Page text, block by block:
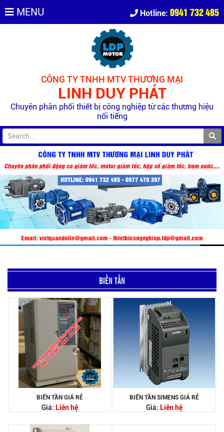
MENU Hotline: 0941 732 485
CÔNG TY TNHH MTV THƯƠNG MẠI
LINH DUY PHÁT
Chuyên phân phối thiết bị công nghiệp từ các thương hiệu
nổi tiếng
BIẾN TẦN
BIẾN TẦN GIÁ RẺ
Giá: Liên hệ
BIẾN TẦN SIMENS GIÁ RẺ
Giá: Liên hệ